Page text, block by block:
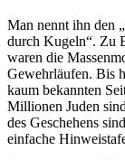
Man nennt ihn den
durch Kugeln“. Zu
waren die
Gewehr­läufen. Bis
kaum bekannten
Millionen Juden
des Geschehens
einfache